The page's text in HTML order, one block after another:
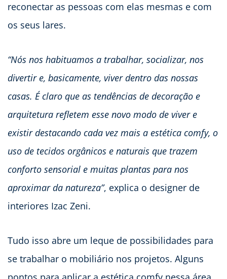
reconectar as pessoas com elas mesmas e com
os seus lares.
“Nós nos habituamos a trabalhar, socializar, nos
divertir e, basicamente, viver dentro das nossas
casas. É claro que as tendências de decoração e
arquitetura refletem esse novo modo de viver e
existir destacando cada vez mais a estética comfy, o
uso de tecidos orgânicos e naturais que trazem
conforto sensorial e muitas plantas para nos
aproximar da natureza”, explica o designer de
interiores Izac Zeni.
Tudo isso abre um leque de possibilidades para
se trabalhar o mobiliário nos projetos. Alguns